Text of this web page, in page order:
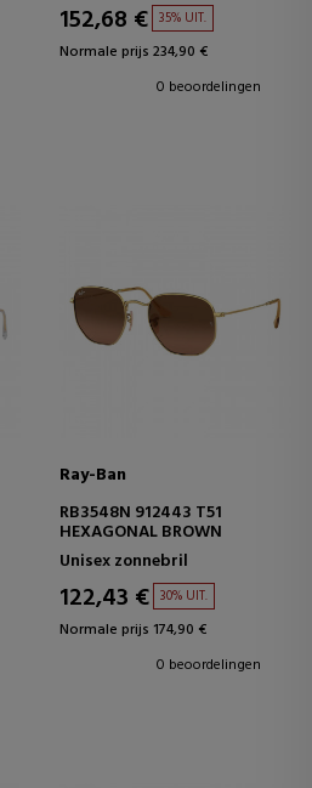
152,68 € 35% UIT.
Normale prijs 234,90 €
0 beoordelingen
Ray-Ban
RB3548N 912443 T51
HEXAGONAL BROWN
Unisex zonnebril
122,43 € 30% UIT.
Normale prijs 174,90 €
0 beoordelingen